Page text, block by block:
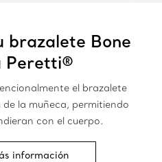
brazalete Bone
Peretti®
el brazalete
la muñeca, permitiendo
con el cuerpo.
información